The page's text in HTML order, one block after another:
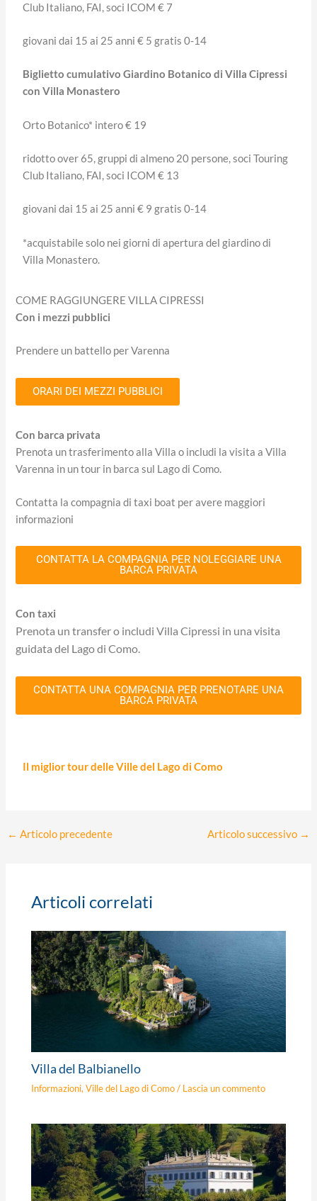
Club Italiano, FAI, soci ICOM € 7
giovani dai 15 ai 25 anni € 5 gratis 0-14
Biglietto cumulativo Giardino Botanico di Villa Cipressi
con Villa Monastero
Orto Botanico* intero € 19
ridotto over 65, gruppi di almeno 20 persone, soci Touring
Club Italiano, FAI, soci ICOM € 13
giovani dai 15 ai 25 anni € 9 gratis 0-14
*acquistabile solo nei giorni di apertura del giardino di
Villa Monastero.
COME RAGGIUNGERE VILLA CIPRESSI
Con i mezzi pubblici
Prendere un battello per Varenna
ORARI DEI MEZZI PUBBLICI
Con barca privata
Prenota un trasferimento alla Villa o includi la visita a Villa
Varenna in un tour in barca sul Lago di Como.
Contatta la compagnia di taxi boat per avere maggiori
informazioni
CONTATTA LA COMPAGNIA PER NOLEGGIARE UNA
BARCA PRIVATA
Con taxi
Prenota un transfer o includi Villa Cipressi in una visita
guidata del Lago di Como.
CONTATTA UNA COMPAGNIA PER PRENOTARE UNA
BARCA PRIVATA
Il miglior tour delle Ville del Lago di Como
← Articolo precedente Articolo successivo →
Articoli correlati
Villa del Balbianello
Informazioni,Ville del Lago di Como/ Lascia un commento